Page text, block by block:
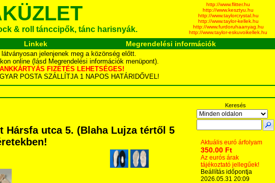
& roll tánccipők, tánc harisnyák.
http://www.flitter.hu
http://www.kesztyu.hu
http://www.taylorcrystal.hu
http://www.taylor-kellek.hu
http://www.furdoruhaanyag.hu
http://www.taylor-eskuvoikellek.hu
Linkek Megrendelési információk
jelenjenek meg a közönség előtt.
online (lásd Megrendelési információk menüpont).
FIZETÉS LEHETSÉGES!
POSTA SZÁLLÍTJA 1 NAPOS HATÁRIDŐVEL!
Hársfa utca 5. (Blaha Lujza tértől 5
Keresés
Aktuális euró árfolyam
350.00 Ft
Az eurós árak
tájékoztató jellegűek!
Beállítás időpontja
2026.05.31 20:09